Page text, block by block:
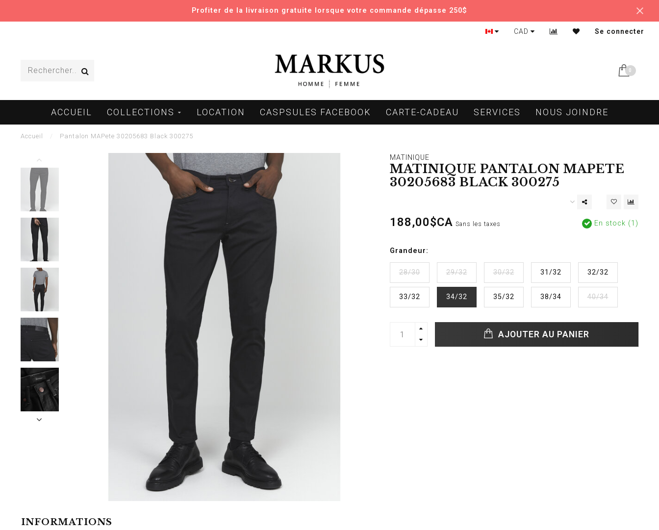
Profiter de la livraison gratuite lorsque votre commande dépasse 250$
CAD Se connecter
0
ACCUEIL COLLECTIONS LOCATION CASPSULES FACEBOOK CARTE-CADEAU SERVICES NOUS JOINDRE
Accueil Pantalon MAPete 30205683 Black 300275
MATINIQUE
MATINIQUE PANTALON MAPETE
30205683 BLACK 300275
188,00$CA Sans les taxes En stock (1)
Grandeur:
28/30 29/32 30/32 31/32 32/32
33/32 34/32 35/32 38/34 40/34
AJOUTER AU PANIER
INFORMATIONS